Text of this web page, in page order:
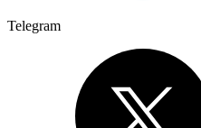
Telegram